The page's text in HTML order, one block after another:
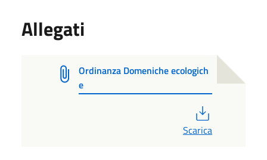
Allegati
Ordinanza Domeniche ecologich
e
Scarica